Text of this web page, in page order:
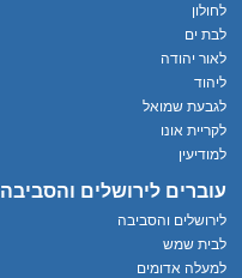
לחולון
לבת ים
לאור יהודה
ליהוד
לגבעת שמואל
לקריית אונו
למודיעין
עוברים לירושלים והסביבה
לירושלים והסביבה
לבית שמש
למעלה אדומים